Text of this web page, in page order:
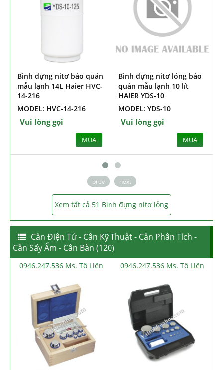
Bình đựng nitơ bảo quản
mẫu lạnh 14L Haier HVC-
14-216
MODEL: HVC-14-216
Vui lòng gọi
MUA
Bình đựng nitơ lỏng bảo
quản mẫu lạnh 10 lít
HAIER YDS-10
MODEL: YDS-10
Vui lòng gọi
MUA
prev next
Xem tất cả 51 Bình đựng nitơ lỏng
Cân Điện Tử - Cân Kỹ Thuật - Cân Phân Tích -
Cân Sấy Ẩm - Cân Bàn (120)
0946.247.536 Ms. Tô Liên 0946.247.536 Ms. Tô Liên